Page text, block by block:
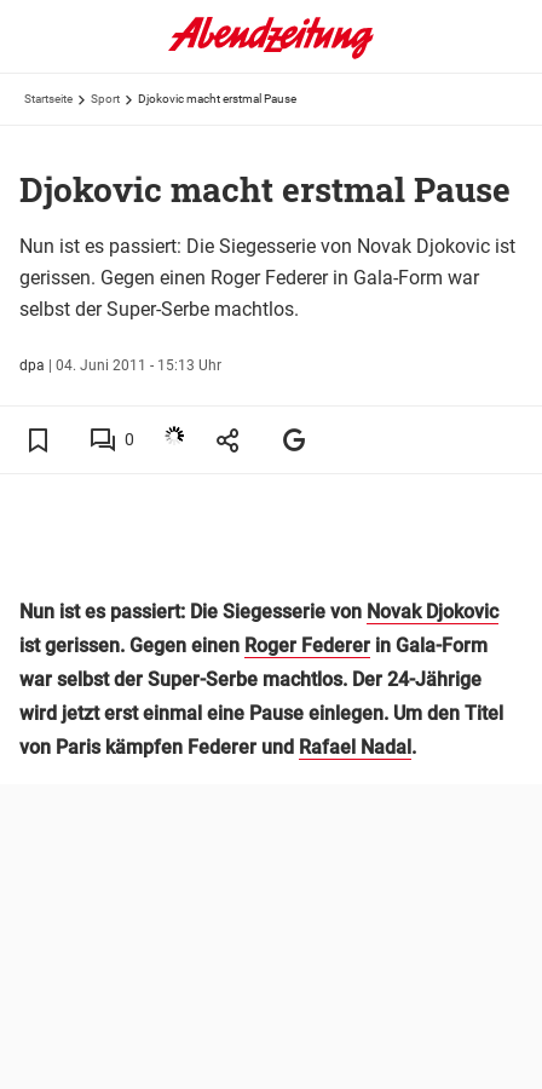
Startseite Sport Djokovic macht erstmal Pause
Djokovic macht erstmal Pause
Nun ist es passiert: Die Siegesserie von Novak Djokovic ist
gerissen. Gegen einen Roger Federer in Gala-Form war
selbst der Super-Serbe machtlos.
dpa | 04. Juni 2011 - 15:13 Uhr
0
Nun ist es passiert: Die Siegesserie von Novak Djokovic
ist gerissen. Gegen einen Roger Federer in Gala-Form
war selbst der Super-Serbe machtlos. Der 24-Jährige
wird jetzt erst einmal eine Pause einlegen. Um den Titel
von Paris kämpfen Federer und Rafael Nadal.